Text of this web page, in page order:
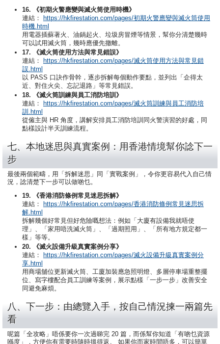
16. 《初期火警應變與滅火筒使用時機》
連結：
https://hkfirestation.com/pages/初期火警應變與滅火筒使用
時機.html
用電器插蘇著火、油鍋起火、垃圾房冒煙等情景，幫你分清楚幾時
可以試用滅火筒，幾時應優先撤離。
17. 《滅火筒使用方法與常見錯誤》
連結：
https://hkfirestation.com/pages/滅火筒使用方法與常見錯
誤.html
以 PASS 口訣作骨幹，逐步拆解每個動作要點，並列出「企得太
近、對住火尖、忘記退路」等常見錯誤。
18. 《滅火筒訓練與員工消防培訓》
連結：
https://hkfirestation.com/pages/滅火筒訓練與員工消防培
訓.html
從僱主與 HR 角度，講解安排員工消防培訓同火警演習的好處，同
點樣設計半天訓練流程。
七、本地迷思與真實案例：用香港情境幫你諗下一
步
最後兩個範疇，用「拆解迷思」同「實戰案例」，令你更容易代入自己情
況，諗清楚下一步可以做啲乜。
19. 《香港消防條例常見迷思拆解》
連結：
https://hkfirestation.com/pages/香港消防條例常見迷思拆
解.html
拆解幾個好常見但好危險嘅想法：例如「大廈有設備我就唔使
理」、「家用唔洗滅火筒」、「過期照用」、「所有地方規定都一
樣」等等。
20. 《滅火設備升級真實案例分享》
連結：
https://hkfirestation.com/pages/滅火設備升級真實案例分
享.html
用商場舖位更新滅火筒、工廈加裝應急照明燈、多層停車場重整擺
位、寫字樓配合員工訓練等案例，展示點樣「一步一步」改善安全
同避免麻煩。
八、下一步：由總覽入手，按自己情況揀一兩篇先
看
呢篇「全攻略」唔係要你一次過睇完 20 篇，而係幫你知道「有啲乜資源
喺度」，方便你有需要時隨時搵得返。 如果你而家時間唔多，可以簡單